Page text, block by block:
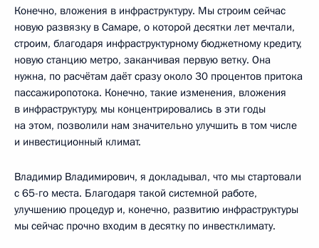
Конечно, вложения в инфраструктуру. Мы строим сейчас
новую развязку в Самаре, о которой десятки лет мечтали,
строим, благодаря инфраструктурному бюджетному кредиту,
новую станцию метро, заканчивая первую ветку. Она
нужна, по расчётам даёт сразу около 30 процентов притока
пассажиропотока. Конечно, такие изменения, вложения
в инфраструктуру, мы концентрировались в эти годы
на этом, позволили нам значительно улучшить в том числе
и инвестиционный климат.
Владимир Владимирович, я докладывал, что мы стартовали
с 65-го места. Благодаря такой системной работе,
улучшению процедур и, конечно, развитию инфраструктуры
мы сейчас прочно входим в десятку по инвестклимату.